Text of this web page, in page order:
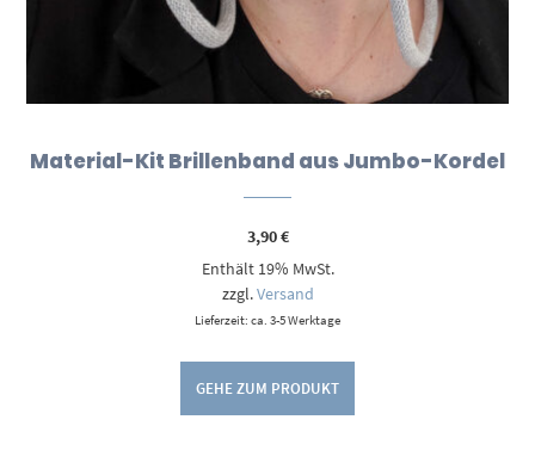
Material-Kit Brillenband aus Jumbo-Kordel
3,90€
Enthält 19% MwSt.
zzgl.Versand
Lieferzeit: ca. 3-5 Werktage
GEHE ZUM PRODUKT